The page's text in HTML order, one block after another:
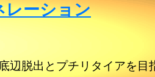
レーション
辺脱出とプチリタイアを目